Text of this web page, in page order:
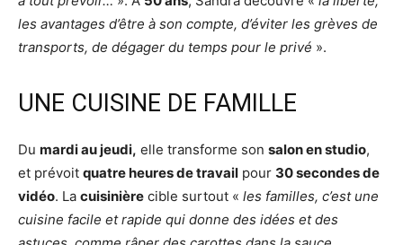
les avantages d’être à son compte, d’éviter les grèves de
transports, de dégager du temps pour le privé ».
UNE CUISINE DE FAMILLE
Du mardi au jeudi, elle transforme son salon en studio,
et prévoit quatre heures de travail pour 30 secondes de
vidéo. La cuisinière cible surtout « les familles, c’est une
cuisine facile et rapide qui donne des idées et des